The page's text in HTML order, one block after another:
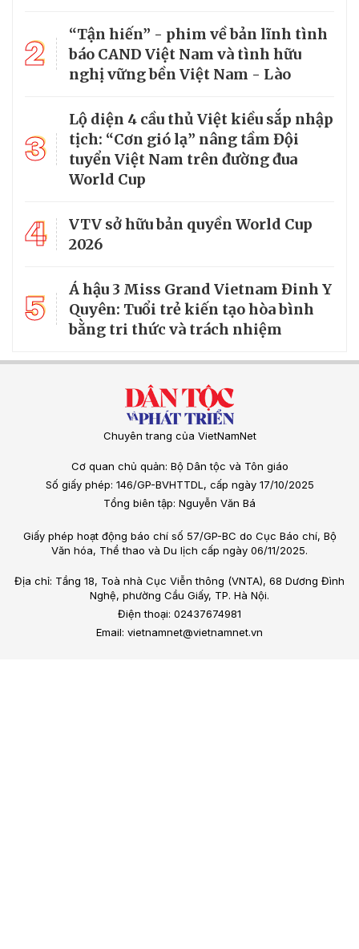
2
“Tận hiến” - phim về bản lĩnh tình
báo CAND Việt Nam và tình hữu
nghị vững bền Việt Nam - Lào
3
Lộ diện 4 cầu thủ Việt kiều sắp nhập
tịch: “Cơn gió lạ” nâng tầm Đội
tuyển Việt Nam trên đường đua
World Cup
4
VTV sở hữu bản quyền World Cup
2026
5
Á hậu 3 Miss Grand Vietnam Đinh Y
Quyên: Tuổi trẻ kiến tạo hòa bình
bằng tri thức và trách nhiệm
Chuyên trang của VietNamNet
Cơ quan chủ quản: Bộ Dân tộc và Tôn giáo
Số giấy phép: 146/GP-BVHTTDL, cấp ngày 17/10/2025
Tổng biên tập: Nguyễn Văn Bá
Giấy phép hoạt động báo chí số 57/GP-BC do Cục Báo chí, Bộ
Văn hóa, Thể thao và Du lịch cấp ngày 06/11/2025.
Địa chỉ: Tầng 18, Toà nhà Cục Viễn thông (VNTA), 68 Dương Đình
Nghệ, phường Cầu Giấy, TP. Hà Nội.
Điện thoại: 02437674981
Email: vietnamnet@vietnamnet.vn